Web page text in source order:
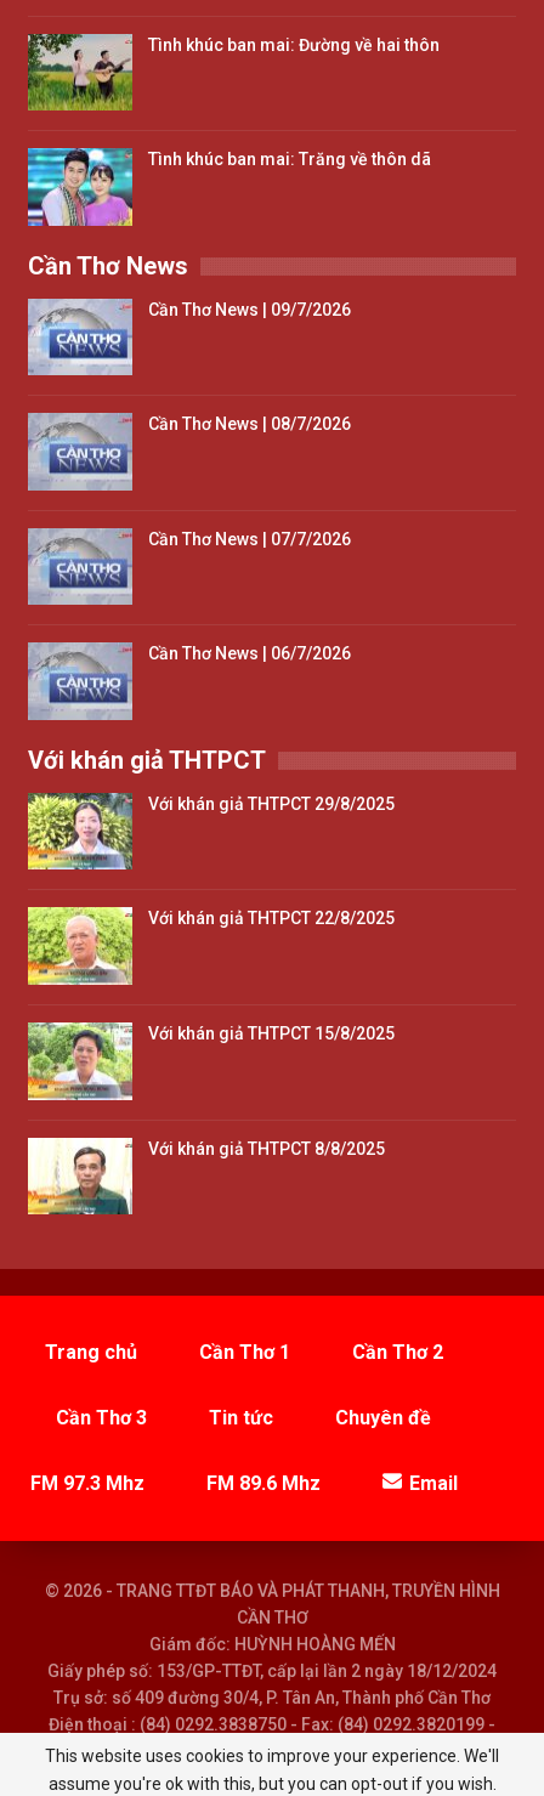
Tình khúc ban mai: Đường về hai thôn
Tình khúc ban mai: Trăng về thôn dã
Cần Thơ News
Cần Thơ News | 09/7/2026
Cần Thơ News | 08/7/2026
Cần Thơ News | 07/7/2026
Cần Thơ News | 06/7/2026
Với khán giả THTPCT
Với khán giả THTPCT 29/8/2025
Với khán giả THTPCT 22/8/2025
Với khán giả THTPCT 15/8/2025
Với khán giả THTPCT 8/8/2025
Trang chủ Cần Thơ 1 Cần Thơ 2
Cần Thơ 3 Tin tức Chuyên đề
FM 97.3 Mhz FM 89.6 Mhz Email
© 2026 - TRANG TTĐT BÁO VÀ PHÁT THANH, TRUYỀN HÌNH
CẦN THƠ
Giám đốc: HUỲNH HOÀNG MẾN
Giấy phép số: 153/GP-TTĐT, cấp lại lần 2 ngày 18/12/2024
Trụ sở: số 409 đường 30/4, P. Tân An, Thành phố Cần Thơ
Điện thoại : (84) 0292.3838750 - Fax: (84) 0292.3820199 -
Email : baoptth@cantho.gov.vn
This website uses cookies to improve your experience. We'll
assume you're ok with this, but you can opt-out if you wish.